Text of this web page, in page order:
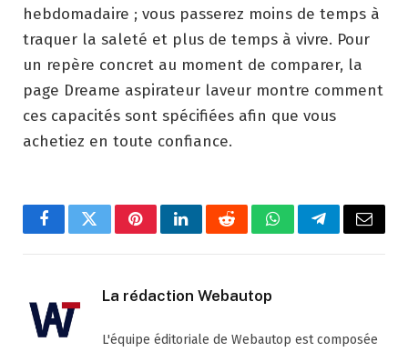
hebdomadaire ; vous passerez moins de temps à
traquer la saleté et plus de temps à vivre. Pour
un repère concret au moment de comparer, la
page Dreame aspirateur laveur montre comment
ces capacités sont spécifiées afin que vous
achetiez en toute confiance.
FacebookTwitterPinterestLinkedInRedditWhatsAppTelegramEmail
La rédaction Webautop
L'équipe éditoriale de Webautop est composée